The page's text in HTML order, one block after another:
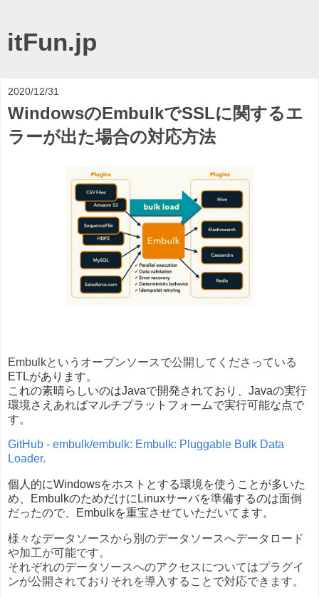
itFun.jp
2020/12/31
WindowsのEmbulkでSSLに関するエ
ラーが出た場合の対応方法
Embulkというオープンソースで公開してくださっている
ETLがあります。
これの素晴らしいのはJavaで開発されており、Javaの実行
環境さえあればマルチプラットフォームで実行可能な点で
す。
GitHub - embulk/embulk: Embulk: Pluggable Bulk Data
Loader.
個人的にWindowsをホストとする環境を使うことが多いた
め、EmbulkのためだけにLinuxサーバを準備するのは面倒
だったので、Embulkを重宝させていただいてます。
様々なデータソースから別のデータソースへデータロード
や加工が可能です。
それぞれのデータソースへのアクセスについてはプラグイ
ンが公開されておりそれを導入することで対応できます。